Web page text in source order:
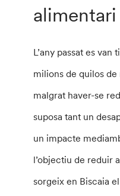
alimentari
L’any passat es van
milions de quilos
malgrat haver-se
suposa tant un
un impacte
l’objectiu de reduir
sorgeix en Biscaia